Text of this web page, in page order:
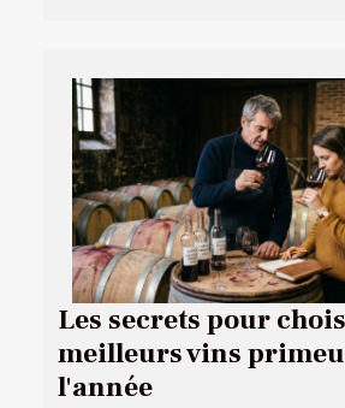
Les secrets pour
meilleurs vins
l'année